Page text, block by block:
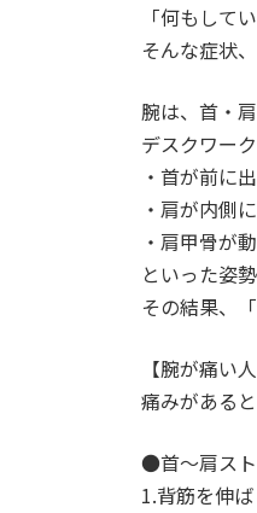
「何もして
そんな症状
腕は、首・
デスクワー
・首が前に
・肩が内側
・肩甲骨が
といった姿
その結果、
【腕が痛い
痛みがある
●首～肩ス
1.背筋を伸